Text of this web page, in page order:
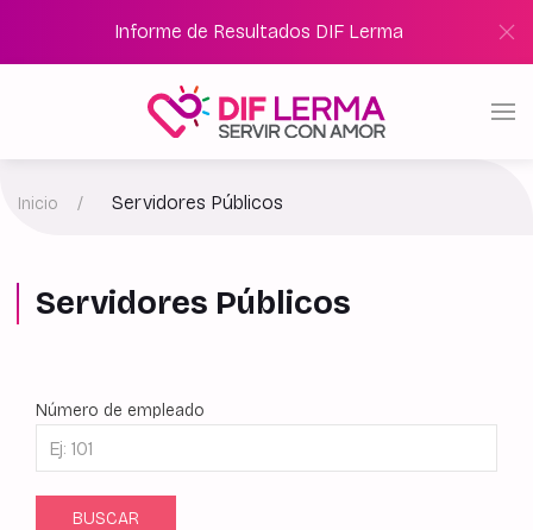
Informe de Resultados DIF Lerma
Inicio Servidores Públicos
Servidores Públicos
Número de empleado
BUSCAR